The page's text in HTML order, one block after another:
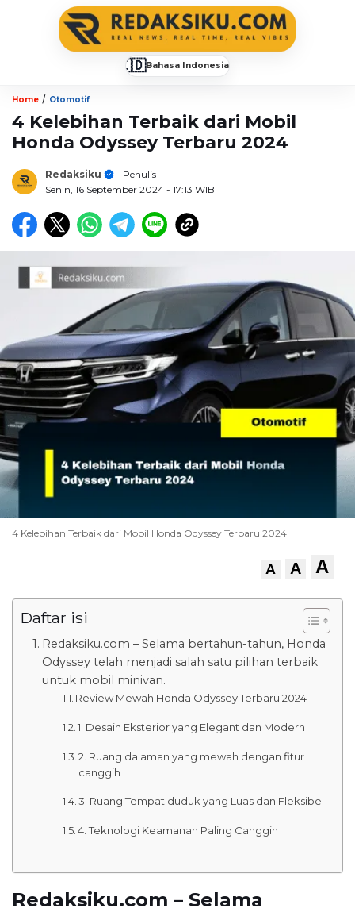
🇮🇩Bahasa Indonesia
Home / Otomotif
4 Kelebihan Terbaik dari Mobil
Honda Odyssey Terbaru 2024
Redaksiku
- Penulis
Senin, 16 September 2024 - 17:13 WIB
4 Kelebihan Terbaik dari Mobil Honda Odyssey Terbaru 2024
A A A
Daftar isi
Redaksiku.com – Selama bertahun-tahun, Honda
Odyssey telah menjadi salah satu pilihan terbaik
untuk mobil minivan.
Review Mewah Honda Odyssey Terbaru 2024
1. Desain Eksterior yang Elegant dan Modern
2. Ruang dalaman yang mewah dengan fitur
canggih
3. Ruang Tempat duduk yang Luas dan Fleksibel
4. Teknologi Keamanan Paling Canggih
Redaksiku.com – Selama